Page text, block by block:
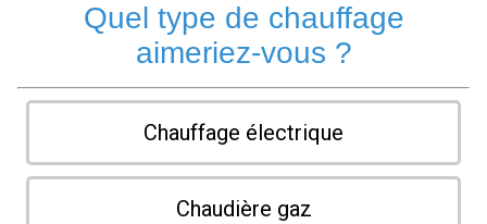
Quel type de chauffage
aimeriez-vous ?
Chauffage électrique
Chaudière gaz